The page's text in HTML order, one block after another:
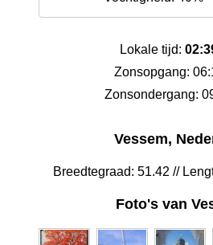
Lokale tijd:
Zonsopgang:
Zonsondergang:
Vessem,
Breedtegraad: 51.42 //
Foto's van